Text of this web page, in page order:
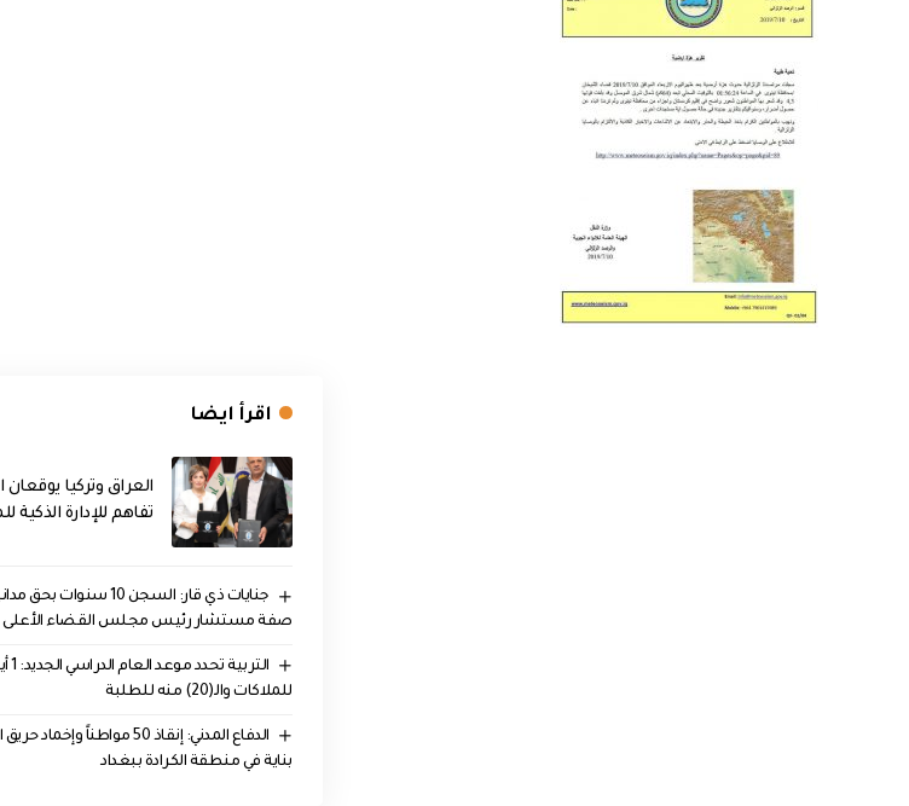
اقرأ ايضا
العراق وتركيا يوقعان
تفاهم للإدارة الذكية
جنايات ذي قار: السجن 10 سنوات
صفة مستشار رئيس مجلس القضاء الأعلى
للملاكات والـ(20) منه للطلبة
الدفاع المدني: إنقاذ 50 مواطناً
بناية في منطقة الكرادة ببغداد